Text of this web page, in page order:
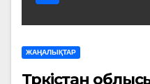
ЖАҢАЛЫҚТАР
Түркістан